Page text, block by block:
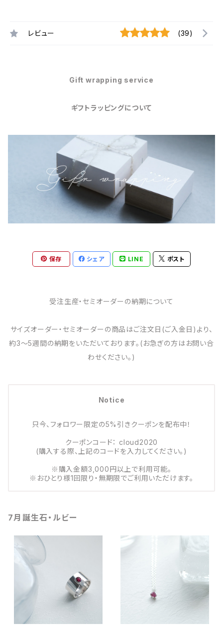
レビュー (39)
Gift wrapping service
ギフトラッピングについて
保存 シェア LINE ポスト
受注生産・セミオーダーの納期について
サイズオーダー・セミオーダーの商品はご注文日(ご入金日)より、
約3～5週間の納期をいただいております。(お急ぎの方はお問い合
わせください。)
Notice
只今、フォロワー限定の5%引きクーポンを配布中！
クーポンコード： cloud2020
(購入する際、上記のコードを入力してください。)
※購入金額3,000円以上で利用可能。
※おひとり様1回限り・無期限でご利用いただけます。
7月誕生石・ルビー